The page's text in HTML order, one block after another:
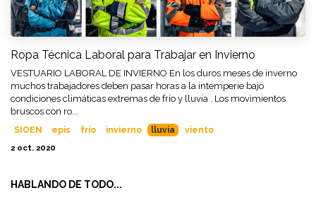
Ropa Técnica Laboral para Trabajar en Invierno
VESTUARIO LABORAL DE INVIERNO En los duros meses de inverno
muchos trabajadores deben pasar horas a la intemperie bajo
condiciones climáticas extremas de frío y lluvia . Los movimientos
bruscos con ro...
SIOEN epis frío invierno lluvia
viento
2 oct. 2020
HABLANDO DE TODO...